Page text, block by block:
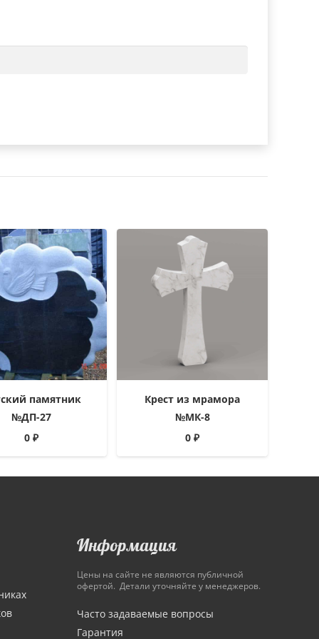
памятник
№ДП-27
0₽
Крест из мрамора
№МК-8
0₽
Информация
Цены на сайте не являются публичной
офертой. Детали уточняйте у менеджеров.
Часто задаваемые вопросы
Гарантия